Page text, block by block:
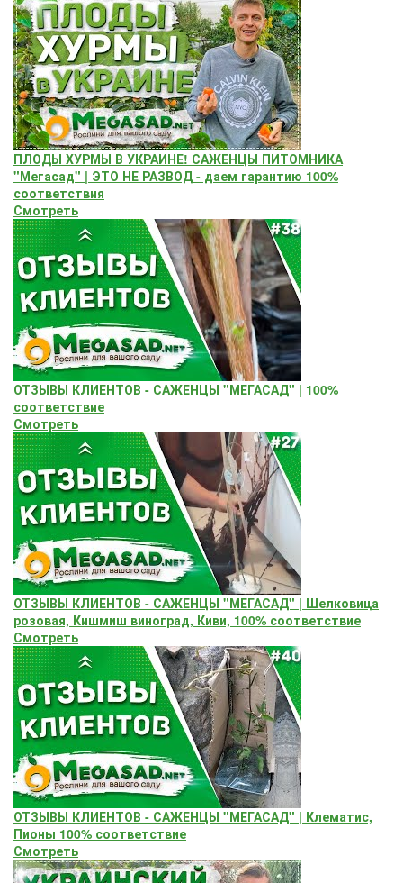
ПЛОДЫ ХУРМЫ В УКРАИНЕ! САЖЕНЦЫ ПИТОМНИКА
"Мегасад" | ЭТО НЕ РАЗВОД - даем гарантию 100%
соответствия
Смотреть
ОТЗЫВЫ КЛИЕНТОВ - САЖЕНЦЫ "МЕГАСАД" | 100%
соответствие
Смотреть
ОТЗЫВЫ КЛИЕНТОВ - САЖЕНЦЫ "МЕГАСАД" | Шелковица
розовая, Кишмиш виноград, Киви, 100% соответствие
Смотреть
ОТЗЫВЫ КЛИЕНТОВ - САЖЕНЦЫ "МЕГАСАД" | Клематис,
Пионы 100% соответствие
Смотреть